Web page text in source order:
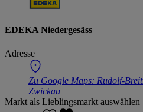
EDEKA Niedergesäss
Adresse
Zu Google Maps: Rudolf-
Zwickau
Markt als Lieblingsmarkt auswählen